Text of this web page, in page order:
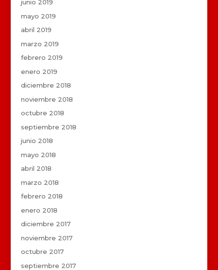
junio 2019
mayo 2019
abril 2019
marzo 2019
febrero 2019
enero 2019
diciembre 2018
noviembre 2018
octubre 2018
septiembre 2018
junio 2018
mayo 2018
abril 2018
marzo 2018
febrero 2018
enero 2018
diciembre 2017
noviembre 2017
octubre 2017
septiembre 2017